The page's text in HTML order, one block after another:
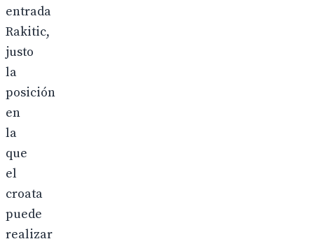
entrada
Rakitic,
justo
la
posición
en
la
que
el
croata
puede
realizar